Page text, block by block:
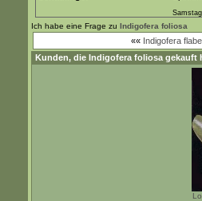
Ich habe eine Frage zu Indigofera foliosa
«« Indigofera
Kunden, die Indigofera foliosa gekauft